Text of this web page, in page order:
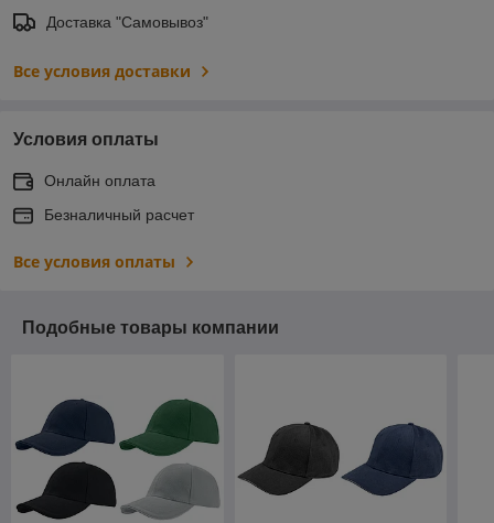
Доставка "Самовывоз"
Все условия доставки
Условия оплаты
Онлайн оплата
Безналичный расчет
Все условия оплаты
Подобные товары компании